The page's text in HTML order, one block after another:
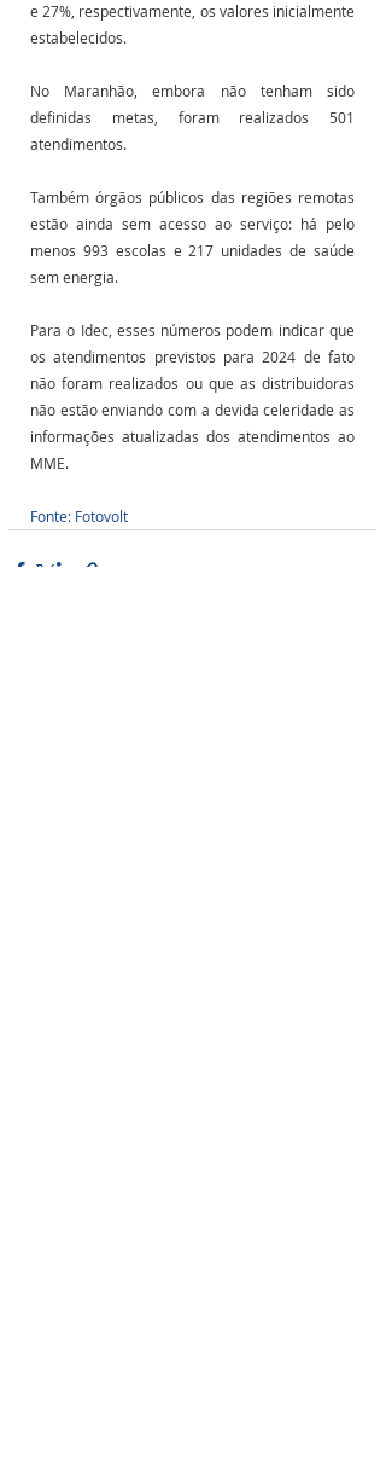
e 27%, respectivamente, os valores inicialmente
estabelecidos.
No Maranhão, embora não tenham sido
definidas metas, foram realizados 501
atendimentos.
Também órgãos públicos das regiões remotas
estão ainda sem acesso ao serviço: há pelo
menos 993 escolas e 217 unidades de saúde
sem energia.
Para o Idec, esses números podem indicar que
os atendimentos previstos para 2024 de fato
não foram realizados ou que as distribuidoras
não estão enviando com a devida celeridade as
informações atualizadas dos atendimentos ao
MME.
Fonte: Fotovolt